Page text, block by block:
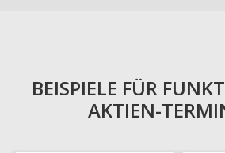
BEISPIELE FÜR
AKTIEN-